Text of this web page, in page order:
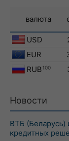
валюта
USD
EUR
RUB 100
Новости
ВТБ (Беларусь)
кредитных